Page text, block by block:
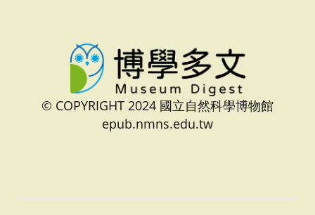
© COPYRIGHT 2024 國立自然科學博物館
epub.nmns.edu.tw